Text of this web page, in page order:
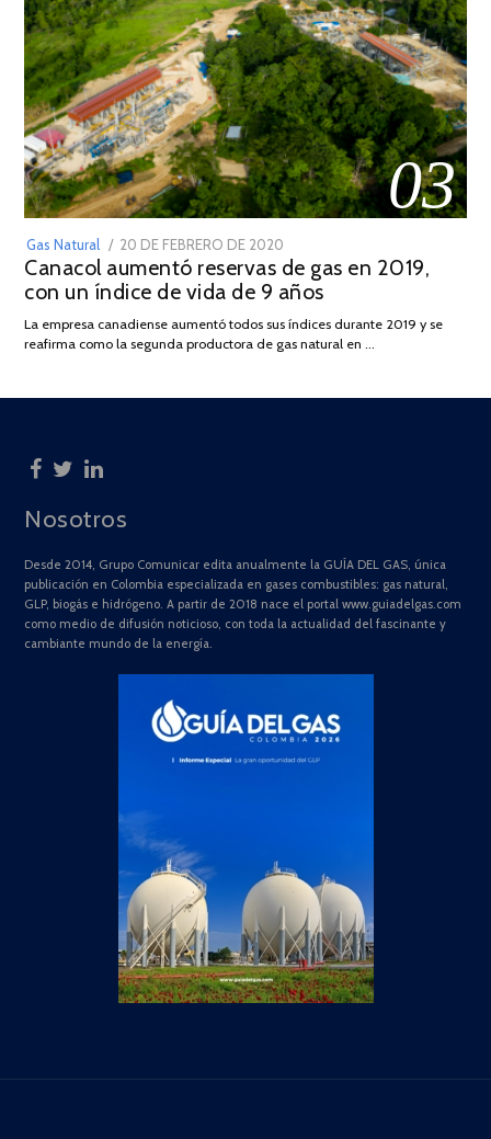
03
Gas Natural
POSTED
ON
20 DE FEBRERO DE 2020
DE
JULIO
2025
Canacol aumentó reservas de gas en 2019,
con un índice de vida de 9 años
La empresa canadiense aumentó todos sus índices durante 2019 y se
reafirma como la segunda productora de gas natural en …
Nosotros
Desde 2014, Grupo Comunicar edita anualmente la GUÍA DEL GAS, única
publicación en Colombia especializada en gases combustibles: gas natural,
GLP, biogás e hidrógeno. A partir de 2018 nace el portal www.guiadelgas.com
como medio de difusión noticioso, con toda la actualidad del fascinante y
cambiante mundo de la energía.